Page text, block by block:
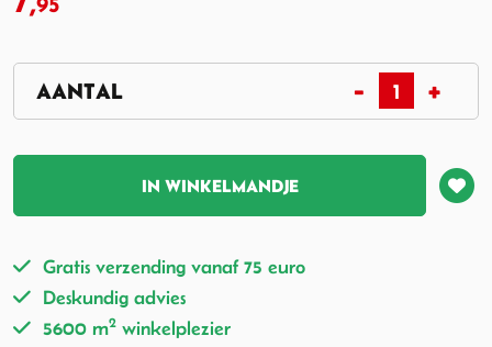
95
IN WINKELMANDJE
Gratis verzending vanaf 75 euro
Deskundig advies
5600 m2 winkelplezier